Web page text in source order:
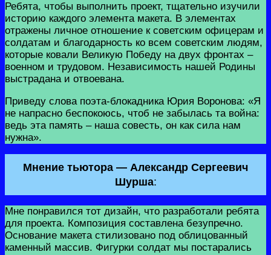
Ребята, чтобы выполнить проект, тщательно изучили
историю каждого элемента макета. В элементах
отражены личное отношение к советским офицерам и
солдатам и благодарность ко всем советским людям,
которые ковали Великую Победу на двух фронтах –
военном и трудовом. Независимость нашей Родины
выстрадана и отвоевана.
Приведу слова поэта-блокадника Юрия Воронова: «Я
не напрасно беспокоюсь, чтоб не забылась та война:
ведь эта память – наша совесть, он как сила нам
нужна».
Мнение тьютора — Александр Сергеевич
Шурша:
Мне понравился тот дизайн, что разработали ребята
для проекта. Композиция составлена безупречно.
Основание макета стилизовано под облицованный
каменный массив. Фигурки солдат мы постарались